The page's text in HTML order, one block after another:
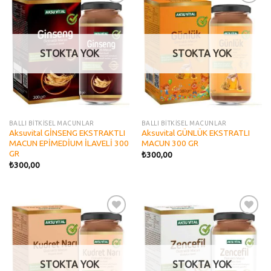
Add to
wishlist
STOKTA YOK
BALLI BİTKİSEL MACUNLAR
Aksuvital GİNSENG EKSTRAKTLI
MACUN EPİMEDİUM İLAVELİ 300
GR
₺300,00
Add to
wishlist
STOKTA YOK
BALLI BİTKİSEL MACUNLAR
Aksuvital GÜNLÜK EKSTRATLI
MACUN 300 GR
₺300,00
Add to
wishlist
STOKTA YOK
Add to
wishlist
STOKTA YOK